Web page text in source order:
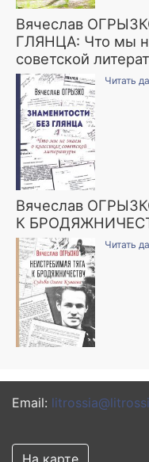
Вячеслав
ГЛЯНЦА: Что мы
советской
Читать
Вячеслав
К
Читать
Email:
На карте